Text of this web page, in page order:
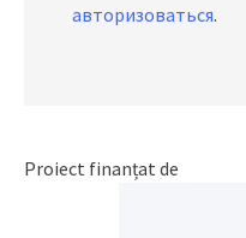
авторизоваться.
Proiect finanțat de